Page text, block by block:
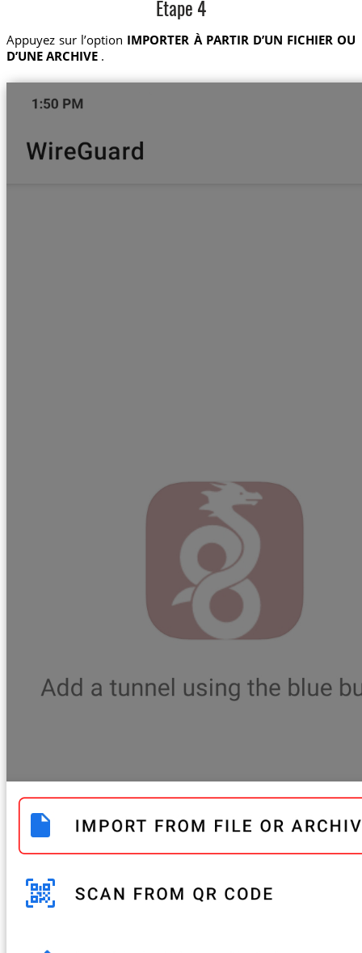
Etape 4
Appuyez sur l’option IMPORTER À PARTIR D’UN FICHIER OU
D’UNE ARCHIVE.